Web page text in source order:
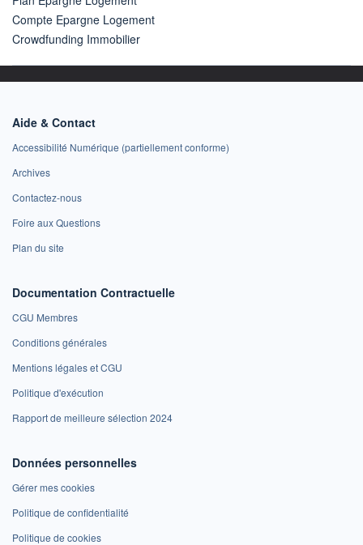
Compte Epargne Logement
Crowdfunding Immobilier
Aide & Contact
Accessibilité Numérique (partiellement conforme)
Archives
Contactez-nous
Foire aux Questions
Plan du site
Documentation Contractuelle
CGU Membres
Conditions générales
Mentions légales et CGU
Politique d'exécution
Rapport de meilleure sélection 2024
Données personnelles
Gérer mes cookies
Politique de confidentialité
Politique de cookies